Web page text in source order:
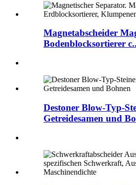
Magnetabscheider
Bodenblocksortierer
Destoner Blow-Typ-
Getreidesamen und